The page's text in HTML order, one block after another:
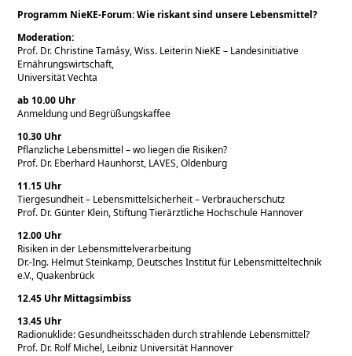
Programm NieKE-Forum: Wie riskant sind unsere Lebensmittel?
Moderation:
Prof. Dr. Christine Tamásy, Wiss. Leiterin NieKE – Landesinitiative
Ernährungswirtschaft,
Universität Vechta
ab 10.00 Uhr
Anmeldung und Begrüßungskaffee
10.30 Uhr
Pflanzliche Lebensmittel – wo liegen die Risiken?
Prof. Dr. Eberhard Haunhorst, LAVES, Oldenburg
11.15 Uhr
Tiergesundheit – Lebensmittelsicherheit – Verbraucherschutz
Prof. Dr. Günter Klein, Stiftung Tierärztliche Hochschule Hannover
12.00 Uhr
Risiken in der Lebensmittelverarbeitung
Dr.-Ing. Helmut Steinkamp, Deutsches Institut für Lebensmitteltechnik
e.V., Quakenbrück
12.45 Uhr Mittagsimbiss
13.45 Uhr
Radionuklide: Gesundheitsschäden durch strahlende Lebensmittel?
Prof. Dr. Rolf Michel, Leibniz Universität Hannover